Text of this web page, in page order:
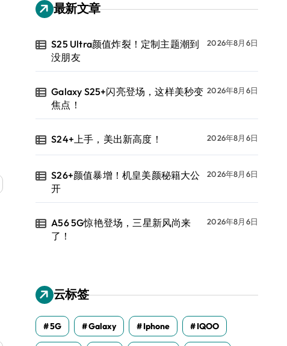
最新文章
S25 Ultra颜值炸裂！定制主题潮到
没朋友
2026年8月6日
Galaxy S25+闪亮登场，这样美秒变
焦点！
2026年8月6日
S24+上手，美出新高度！ 2026年8月6日
S26+颜值暴增！机皇美颜秘籍大公
开
2026年8月6日
A56 5G惊艳登场，三星新风尚来
了！
2026年8月6日
云标签
5G Galaxy Iphone IQOO